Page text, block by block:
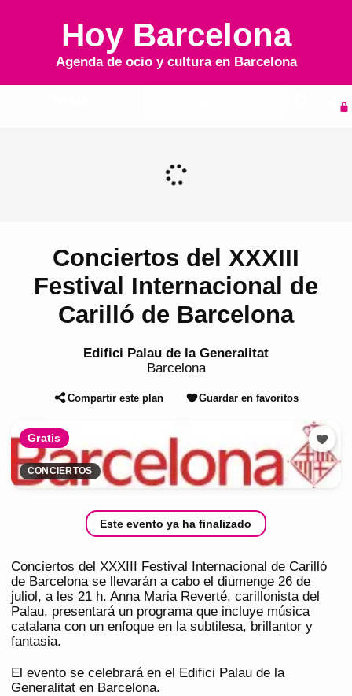
Hoy Barcelona
Agenda de ocio y cultura en Barcelona
Conciertos del XXXIII
Festival Internacional de
Carilló de Barcelona
Edifici Palau de la Generalitat
Barcelona
Compartir este plan Guardar en favoritos
Gratis
CONCIERTOS
Este evento ya ha finalizado
Conciertos del XXXIII Festival Internacional de Carilló
de Barcelona se llevarán a cabo el diumenge 26 de
juliol, a les 21 h. Anna Maria Reverté, carillonista del
Palau, presentará un programa que incluye música
catalana con un enfoque en la subtilesa, brillantor y
fantasia.
El evento se celebrará en el Edifici Palau de la
Generalitat en Barcelona.